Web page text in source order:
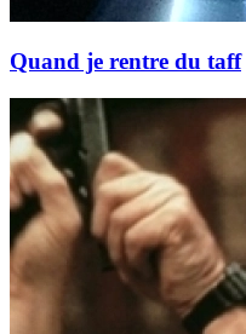
Quand je rentre du taff